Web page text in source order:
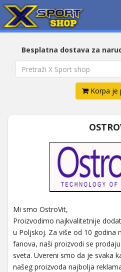
Besplatna dostava za
Korpa je
Mi smo OstroVit,
Proizvodimo najkvalitetnije
u Poljskoj. Za više od 10 godina
fanova, naši proizvodi se
sveta. Uvereni smo da je svaka
našeg proizvoda najbolja